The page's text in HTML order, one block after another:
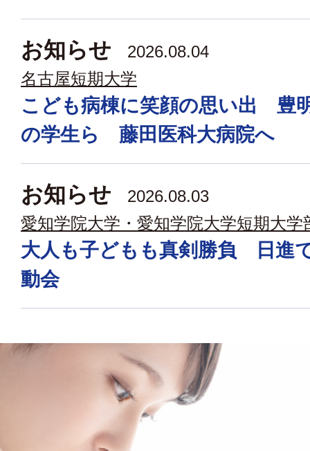
お知らせ
2026.08.04
名古屋短期大学
こども病棟に笑顔の思い出 豊
の学生ら 藤田医科大病院へ
お知らせ
2026.08.03
愛知学院大学・愛知学院大学短期大学
大人も子どもも真剣勝負 日進
動会